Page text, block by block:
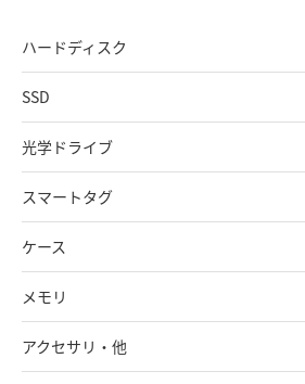
ハードディスク
SSD
光学ドライブ
スマートタグ
ケース
メモリ
アクセサリ・他